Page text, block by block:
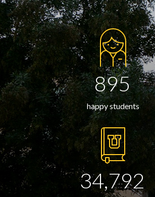
895
happy students
34,792